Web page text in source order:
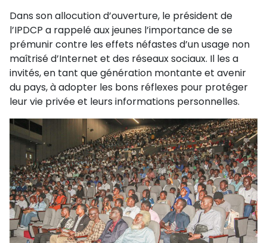
Dans son allocution d’ouverture, le président de
l’IPDCP a rappelé aux jeunes l’importance de se
prémunir contre les effets néfastes d’un usage non
maîtrisé d’Internet et des réseaux sociaux. Il les a
invités, en tant que génération montante et avenir
du pays, à adopter les bons réflexes pour protéger
leur vie privée et leurs informations personnelles.